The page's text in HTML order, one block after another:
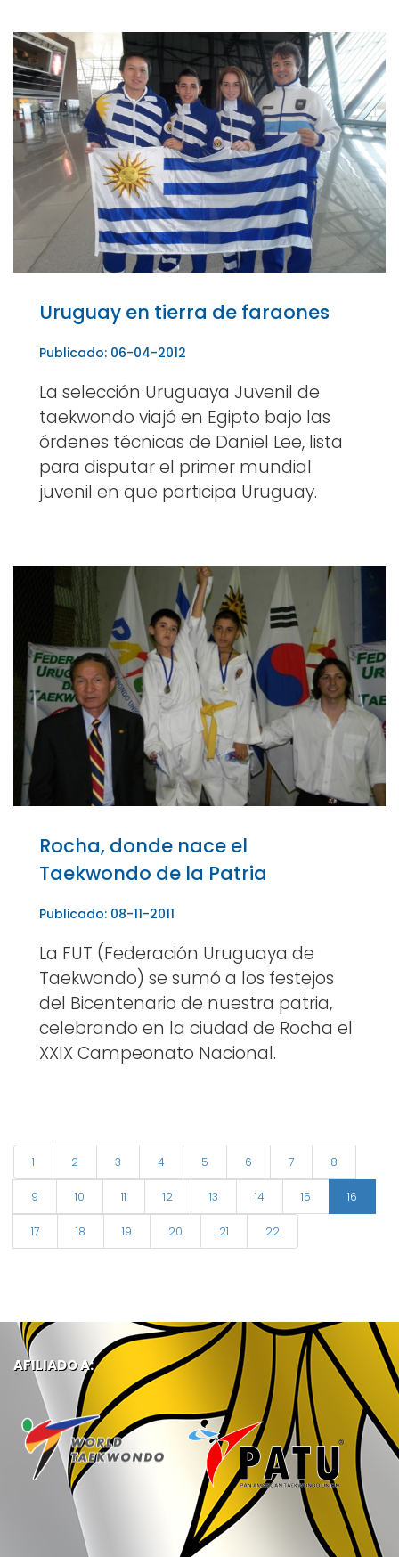
Uruguay en tierra de faraones
Publicado: 06-04-2012
La selección Uruguaya Juvenil de
taekwondo viajó en Egipto bajo las
órdenes técnicas de Daniel Lee, lista
para disputar el primer mundial
juvenil en que participa Uruguay.
Rocha, donde nace el
Taekwondo de la Patria
Publicado: 08-11-2011
La FUT (Federación Uruguaya de
Taekwondo) se sumó a los festejos
del Bicentenario de nuestra patria,
celebrando en la ciudad de Rocha el
XXIX Campeonato Nacional.
1 2 3 4 5 6 7 8
9 10 11 12 13 14 15 16
17 18 19 20 21 22
AFILIADO A: